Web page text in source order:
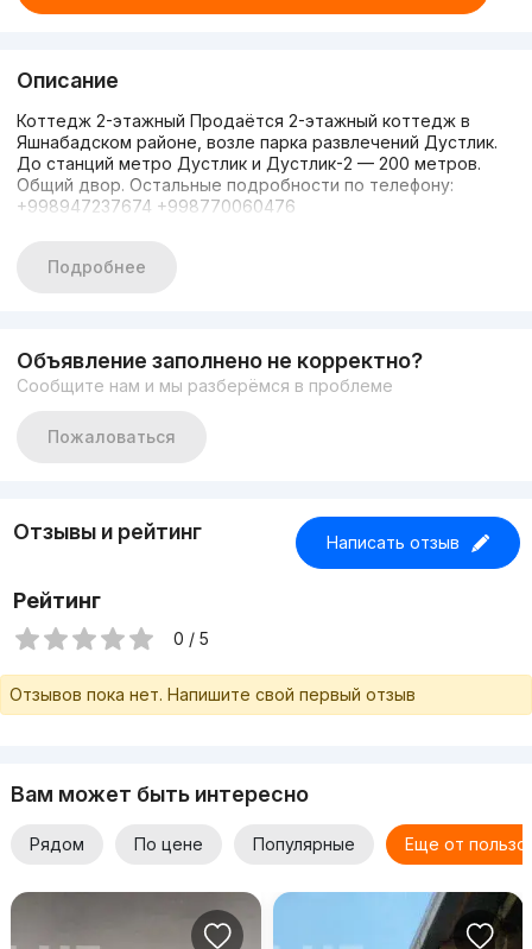
Описание
Коттедж 2-этажный Продаётся 2-этажный коттедж в
Яшнабадском районе, возле парка развлечений Дустлик.
До станций метро Дустлик и Дустлик-2 — 200 метров.
Общий двор. Остальные подробности по телефону:
+998947237674 +998770060476
Подробнее
Объявление заполнено не корректно?
Сообщите нам и мы разберёмся в проблеме
Пожаловаться
Отзывы и рейтинг Написать отзыв
Рейтинг
0 / 5
Отзывов пока нет. Напишите свой первый отзыв
Вам может быть интересно
Рядом По цене Популярные Еще от